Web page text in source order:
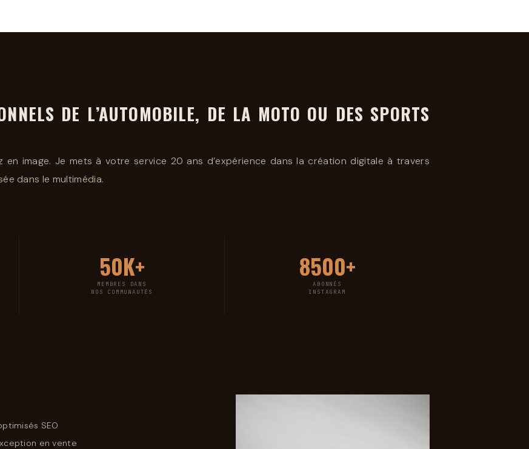
DE L’AUTOMOBILE, DE LA MOTO OU DES SPORTS
en image. Je mets à votre service 20 ans d’expérience dans la création digitale à travers
dans le multimédia.
50K+
MEMBRES DANS
NOS COMMUNAUTÉS
8500+
ABONNÉS
INSTAGRAM
SEO
en vente